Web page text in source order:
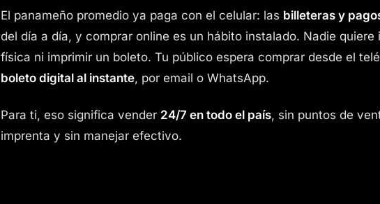
El panameño promedio ya paga con el celular: las billeteras y
del día a día, y comprar online es un hábito instalado. Nadie quiere
física ni imprimir un boleto. Tu público espera comprar desde el
boleto digital al instante, por email o WhatsApp.
Para ti, eso significa vender 24/7 en todo el país, sin puntos de
imprenta y sin manejar efectivo.